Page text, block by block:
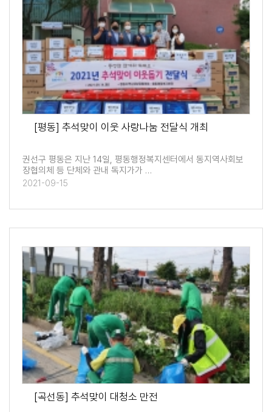
[평동] 추석맞이 이웃 사랑나눔 전달식 개최
권선구 평동은 지난 14일, 평동행정복지센터에서 동지역사회보
장협의체 등 단체와 관내 독지가가 …
2021-09-15
[곡선동] 추석맞이 대청소 만전